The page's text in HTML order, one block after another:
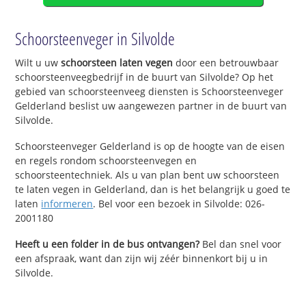
Schoorsteenveger in Silvolde
Wilt u uwschoorsteen laten vegen door een betrouwbaar
schoorsteenveegbedrijf in de buurt van Silvolde? Op het
gebied van schoorsteenveeg diensten is Schoorsteenveger
Gelderland beslist uw aangewezen partner in de buurt van
Silvolde.
Schoorsteenveger Gelderland is op de hoogte van de eisen
en regels rondom schoorsteenvegen en
schoorsteentechniek. Als u van plan bent uw schoorsteen
te laten vegen in Gelderland, dan is het belangrijk u goed te
laten informeren. Bel voor een bezoek in Silvolde: 026-
2001180
Heeft u een folder in de bus ontvangen?Bel dan snel voor
een afspraak, want dan zijn wij zéér binnenkort bij u in
Silvolde.